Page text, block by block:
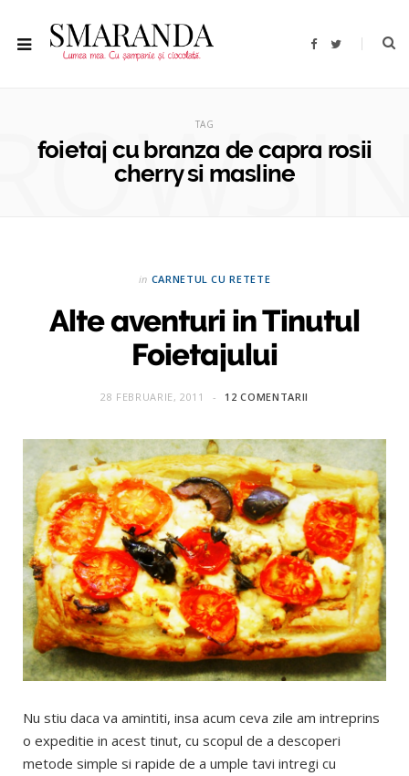
F
T
TAG
foietaj cu branza de capra rosii
cherry si masline
in CARNETUL CU RETETE
Alte aventuri in Tinutul
Foietajului
28 FEBRUARIE, 2011 12 COMENTARII
Nu stiu daca va amintiti, insa acum ceva zile am intreprins
o expeditie in acest tinut, cu scopul de a descoperi
metode simple si rapide de a umple tavi intregi cu